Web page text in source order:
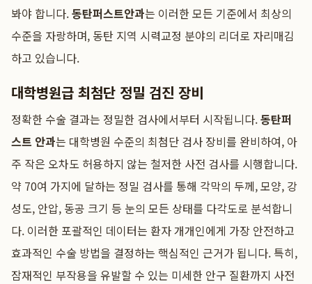
봐야 합니다.동탄퍼스트안과는 이러한 모든 기준에서 최상의
수준을 자랑하며, 동탄 지역 시력교정 분야의 리더로 자리매김
하고 있습니다.
대학병원급 최첨단 정밀 검진 장비
정확한 수술 결과는 정밀한 검사에서부터 시작됩니다.동탄퍼
스트 안과는 대학병원 수준의 최첨단 검사 장비를 완비하여, 아
주 작은 오차도 허용하지 않는 철저한 사전 검사를 시행합니다.
약 70여 가지에 달하는 정밀 검사를 통해 각막의 두께, 모양, 강
성도, 안압, 동공 크기 등 눈의 모든 상태를 다각도로 분석합니
다. 이러한 포괄적인 데이터는 환자 개개인에게 가장 안전하고
효과적인 수술 방법을 결정하는 핵심적인 근거가 됩니다. 특히,
잠재적인 부작용을 유발할 수 있는 미세한 안구 질환까지 사전